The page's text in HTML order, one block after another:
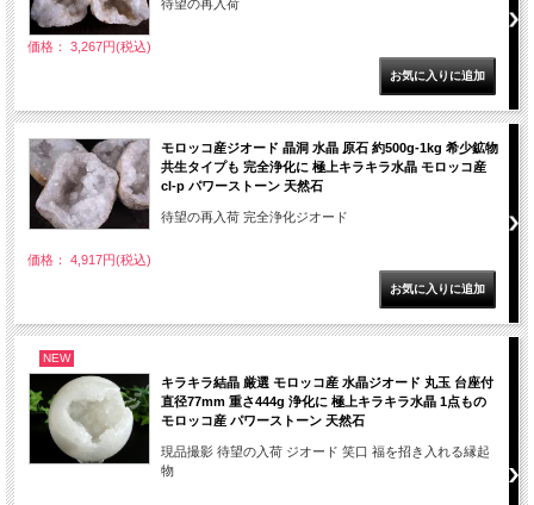
待望の再入荷
価格： 3,267円(税込)
モロッコ産ジオード 晶洞 水晶 原石 約500g-1kg 希少鉱物
共生タイプも 完全浄化に 極上キラキラ水晶 モロッコ産
cl-p パワーストーン 天然石
待望の再入荷 完全浄化ジオード
価格： 4,917円(税込)
NEW
キラキラ結晶 厳選 モロッコ産 水晶ジオード 丸玉 台座付
直径77mm 重さ444g 浄化に 極上キラキラ水晶 1点もの
モロッコ産 パワーストーン 天然石
現品撮影 待望の入荷 ジオード 笑口 福を招き入れる縁起
物